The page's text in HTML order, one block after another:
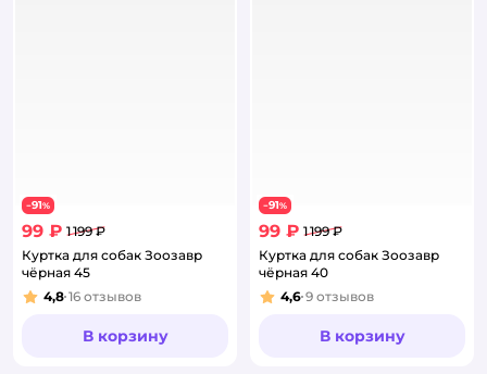
−91%
99 ₽ 1 199 ₽
Куртка для собак Зоозавр
чёрная 45
Рейтинг:
4,8 16 отзывов
В корзину
−91%
99 ₽ 1 199 ₽
Куртка для собак Зоозавр
чёрная 40
Рейтинг:
4,6 9 отзывов
В корзину